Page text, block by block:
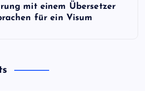
mit einem Übersetzer
für ein Visum